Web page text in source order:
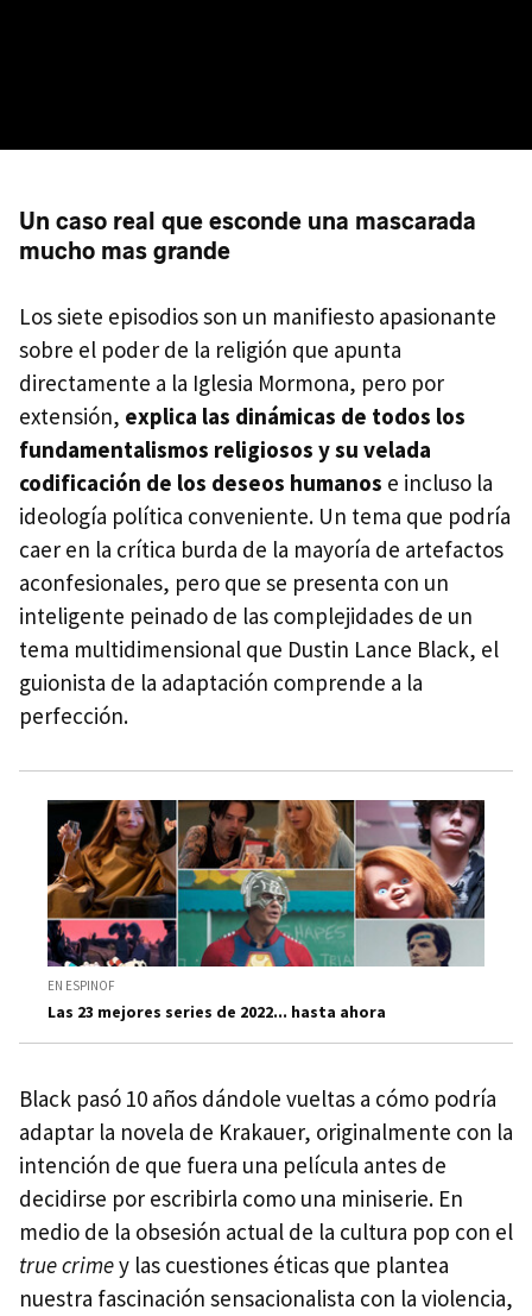
Un caso real que esconde una mascarada
mucho mas grande
Los siete episodios son un manifiesto apasionante
sobre el poder de la religión que apunta
directamente a la Iglesia Mormona, pero por
extensión, explica las dinámicas de todos los
fundamentalismos religiosos y su velada
codificación de los deseos humanos e incluso la
ideología política conveniente. Un tema que podría
caer en la crítica burda de la mayoría de artefactos
aconfesionales, pero que se presenta con un
inteligente peinado de las complejidades de un
tema multidimensional que Dustin Lance Black, el
guionista de la adaptación comprende a la
perfección.
EN ESPINOF
Las 23 mejores series de 2022... hasta ahora
Black pasó 10 años dándole vueltas a cómo podría
adaptar la novela de Krakauer, originalmente con la
intención de que fuera una película antes de
decidirse por escribirla como una miniserie. En
medio de la obsesión actual de la cultura pop con el
true crimey las cuestiones éticas que plantea
nuestra fascinación sensacionalista con la violencia,